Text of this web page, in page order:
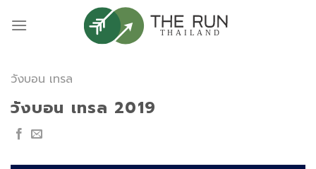
วังบอน เทรล
วังบอน เทรล 2019